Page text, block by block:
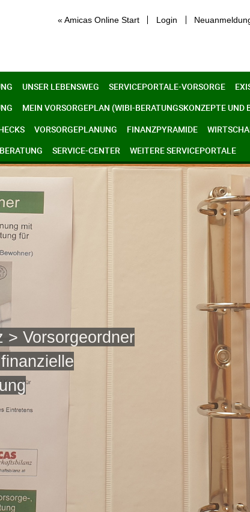
« Amicas Online Start Login
UNSER LEBENSWEG SERVICEPORTALE-VORSORGE
MEIN VORSORGEPLAN (WIBI-BERATUNGSKONZEPTE UND
VORSORGEPLANUNG FINANZPYRAMIDE
SERVICE-CENTER WEITERE SERVICEPORTALE
> Vorsorgeordner